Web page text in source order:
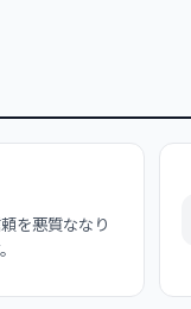
を悪質ななり